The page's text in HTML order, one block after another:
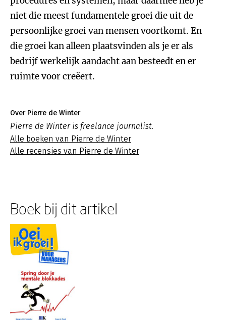
niet die meest fundamentele groei die uit de
persoonlijke groei van mensen voortkomt. En
die groei kan alleen plaatsvinden als je er als
bedrijf werkelijk aandacht aan besteedt en er
ruimte voor creëert.
Over Pierre de Winter
Pierre de Winter is freelance journalist.
Alle boeken van Pierre de Winter
Alle recensies van Pierre de Winter
Boek bij dit artikel